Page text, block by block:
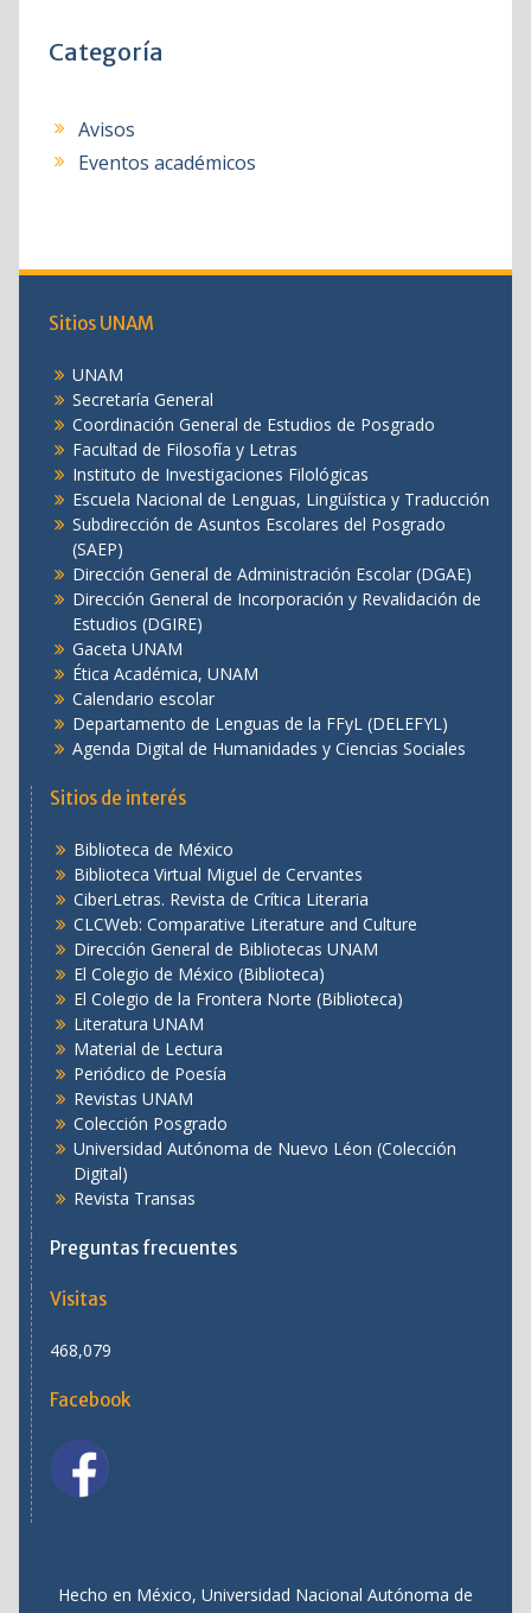
Categoría
Avisos
Eventos académicos
Sitios UNAM
UNAM
Secretaría General
Coordinación General de Estudios de Posgrado
Facultad de Filosofía y Letras
Instituto de Investigaciones Filológicas
Escuela Nacional de Lenguas, Lingüística y Traducción
Subdirección de Asuntos Escolares del Posgrado
(SAEP)
Dirección General de Administración Escolar (DGAE)
Dirección General de Incorporación y Revalidación de
Estudios (DGIRE)
Gaceta UNAM
Ética Académica, UNAM
Calendario escolar
Departamento de Lenguas de la FFyL (DELEFYL)
Agenda Digital de Humanidades y Ciencias Sociales
Sitios de interés
Biblioteca de México
Biblioteca Virtual Miguel de Cervantes
CiberLetras. Revista de Crítica Literaria
CLCWeb: Comparative Literature and Culture
Dirección General de Bibliotecas UNAM
El Colegio de México (Biblioteca)
El Colegio de la Frontera Norte (Biblioteca)
Literatura UNAM
Material de Lectura
Periódico de Poesía
Revistas UNAM
Colección Posgrado
Universidad Autónoma de Nuevo Léon (Colección
Digital)
Revista Transas
Preguntas frecuentes
Visitas
468,079
Facebook
Hecho en México, Universidad Nacional Autónoma de